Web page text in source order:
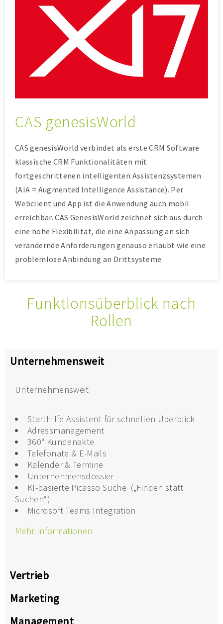
CAS genesisWorld
CAS genesisWorld verbindet als erste CRM Software
klassische CRM Funktionalitäten mit
fortgeschrittenen intelligenten Assistenzsystemen
(AIA = Augmented Intelligence Assistance). Per
Webclient und App ist die Anwendung auch mobil
erreichbar. CAS GenesisWorld zeichnet sich aus durch
eine hohe Flexibilität, die eine Anpassung an sich
verändernde Anforderungen genauso erlaubt wie eine
problemlose Anbindung an Drittsysteme.
Funktionsüberblick nach
Rollen
Unternehmensweit
Unternehmensweit
StartHilfe Assistent für schnellen Überblick
Adressmanagement
360° Kundenakte
Telefonate & E-Mails
Kalender & Termine
Unternehmensdossier
KI-basierte Picasso Suche („Finden statt
Suchen“)
Microsoft Teams Integration
Mehr Informationen
Vertrieb
Marketing